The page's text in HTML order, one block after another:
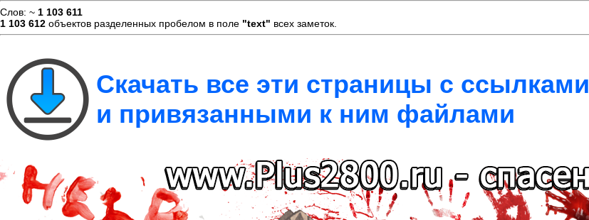
Слов: ~ 1 103 611
1 103 612 объектов разделенных пробелом в поле "text" всех заметок.
Скачать все эти страницы с ссылками
и привязанными к ним файлами